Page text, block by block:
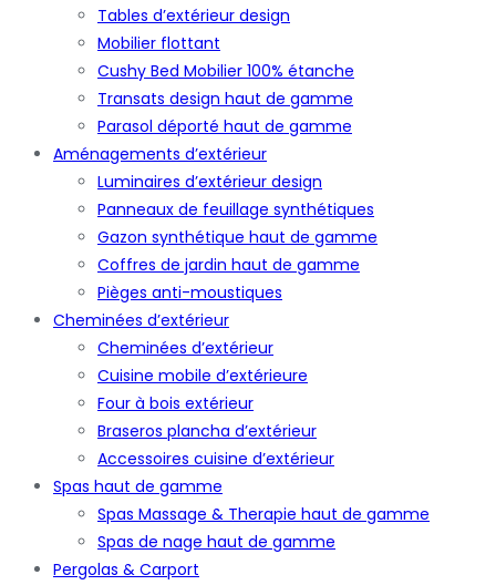
Tables d’extérieur design
Mobilier flottant
Cushy Bed Mobilier 100% étanche
Transats design haut de gamme
Parasol déporté haut de gamme
Aménagements d’extérieur
Luminaires d’extérieur design
Panneaux de feuillage synthétiques
Gazon synthétique haut de gamme
Coffres de jardin haut de gamme
Pièges anti-moustiques
Cheminées d’extérieur
Cheminées d’extérieur
Cuisine mobile d’extérieure
Four à bois extérieur
Braseros plancha d’extérieur
Accessoires cuisine d’extérieur
Spas haut de gamme
Spas Massage & Therapie haut de gamme
Spas de nage haut de gamme
Pergolas & Carport